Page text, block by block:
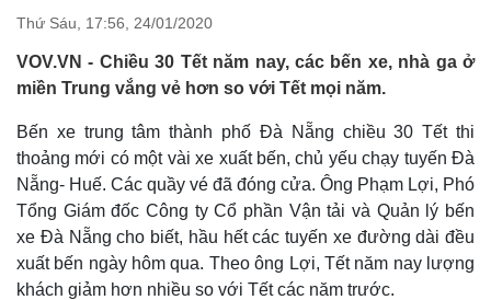
Nhận diện sự thật
Việc làm
Biển đảo
Thứ Sáu, 17:56, 24/01/2020
VOV.VN - Chiều 30 Tết năm nay, các bến xe, nhà ga ở
miền Trung vắng vẻ hơn so với Tết mọi năm.
Bến xe trung tâm thành phố Đà Nẵng chiều 30 Tết thi
thoảng mới có một vài xe xuất bến, chủ yếu chạy tuyến Đà
Nẵng- Huế. Các quầy vé đã đóng cửa. Ông Phạm Lợi, Phó
Tổng Giám đốc Công ty Cổ phần Vận tải và Quản lý bến
xe Đà Nẵng cho biết, hầu hết các tuyến xe đường dài đều
xuất bến ngày hôm qua. Theo ông Lợi, Tết năm nay lượng
khách giảm hơn nhiều so với Tết các năm trước.